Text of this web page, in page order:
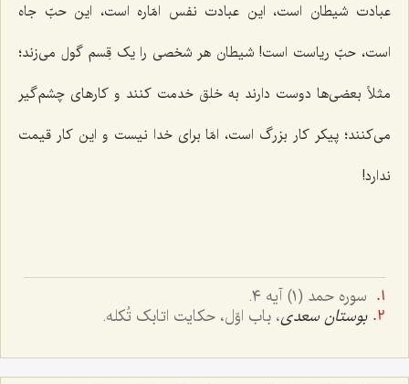
عبادت شیطان است، این عبادت نفس امّاره است، این حبّ جاه
است، حبّ ریاست است! شیطان هر شخصی را یک قِسم گول می‌زند؛
مثلاً بعضی‌ها دوست دارند به خلق خدمت کنند و کارهای چشم‌گیر
می‌کنند؛ پیکر کار بزرگ است، امّا برای خدا نیست و این کار قیمت
ندارد!
سوره حمد (١) آیه ٤.
بوستان سعدی، باب اوّل، حکایت اتابک تُکله.